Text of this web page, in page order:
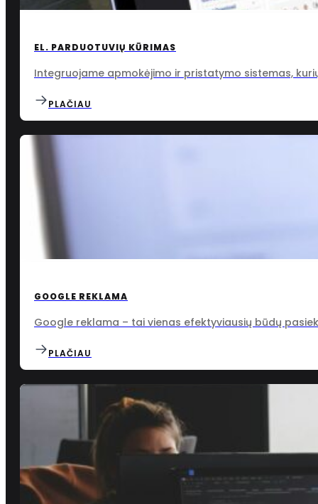
EL. PARDUOTUVIŲ KŪRIMAS
Integruojame apmokėjimo ir pristatymo sistemas,
PLAČIAU
GOOGLE REKLAMA
Google reklama – tai vienas efektyviausių būdų
PLAČIAU